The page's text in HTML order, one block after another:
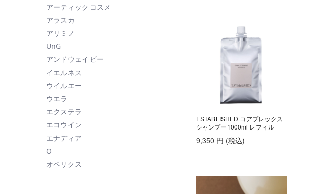
アーティックコスメ
アラスカ
アリミノ
UnG
アンドウェイビー
イエルネス
ウイルエー
ウエラ
エクステラ
エコウイン
エナディア
O
オベリクス
ESTABLISHED コアプレックス
シャンプー1000ml レフィル
9,350 円 (税込)